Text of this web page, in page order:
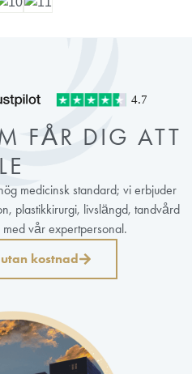
FÅR DIG ATT
LE
medicinsk standard; vi erbjuder
plastikkirurgi, livslängd, tandvård
vår expertpersonal.
kostnad